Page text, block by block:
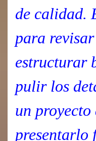
de calidad.
para
estructurar
pulir los
un proyecto
presentarlo